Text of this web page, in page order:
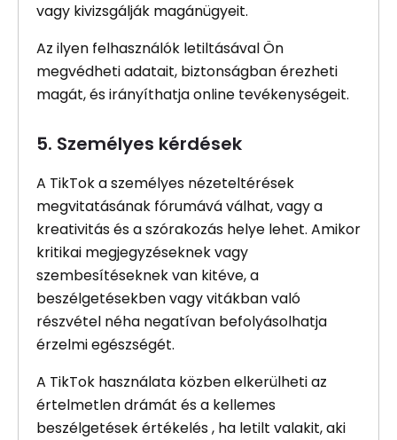
vagy kivizsgálják magánügyeit.
Az ilyen felhasználók letiltásával Ön
megvédheti adatait, biztonságban érezheti
magát, és irányíthatja online tevékenységeit.
5. Személyes kérdések
A TikTok a személyes nézeteltérések
megvitatásának fórumává válhat, vagy a
kreativitás és a szórakozás helye lehet. Amikor
kritikai megjegyzéseknek vagy
szembesítéseknek van kitéve, a
beszélgetésekben vagy vitákban való
részvétel néha negatívan befolyásolhatja
érzelmi egészségét.
A TikTok használata közben elkerülheti az
értelmetlen drámát és a kellemes
beszélgetések értékelés , ha letilt valakit, aki